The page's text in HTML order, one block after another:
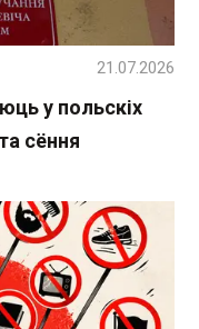
у польскіх
сёння
21.07.2026